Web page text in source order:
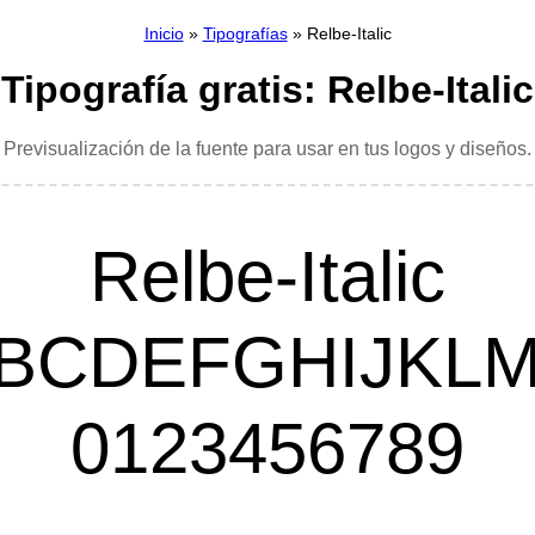
Inicio» Tipografías» Relbe-Italic
Tipografía gratis: Relbe-Italic
Previsualización de la fuente para usar en tus logos y diseños.
Relbe-Italic
0123456789